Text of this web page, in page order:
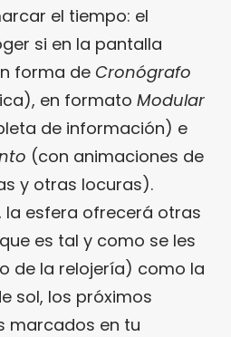
el tiempo: el
si en la pantalla
forma de Cronógrafo
en formato Modular
de información) e
(con animaciones de
y otras locuras).
la esfera ofrecerá otras
es tal y como se les
de la relojería) como la
sol, los próximos
marcados en tu